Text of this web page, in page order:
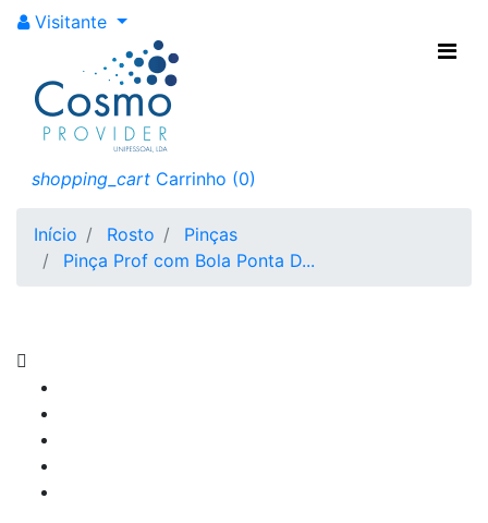
Visitante
shopping_cart Carrinho (0)
Início Rosto
Pinças
Pinça Prof com Bola Ponta D...
